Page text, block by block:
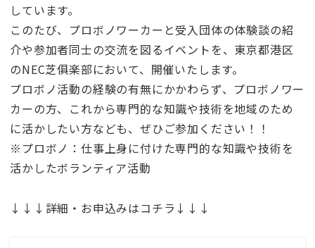
しています。
このたび、プロボノワーカーと受入団体の体験談の紹
介や参加者同士の交流を図るイベントを、東京都港区
のNEC芝俱楽部において、開催いたします。
プロボノ活動の経験の有無にかかわらず、プロボノワー
カーの方、これから専門的な知識や技術を地域のため
に活かしたい方なども、ぜひご参加ください！！
※プロボノ：仕事上身に付けた専門的な知識や技術を
活かしたボランティア活動
↓↓↓詳細・お申込みはコチラ↓↓↓